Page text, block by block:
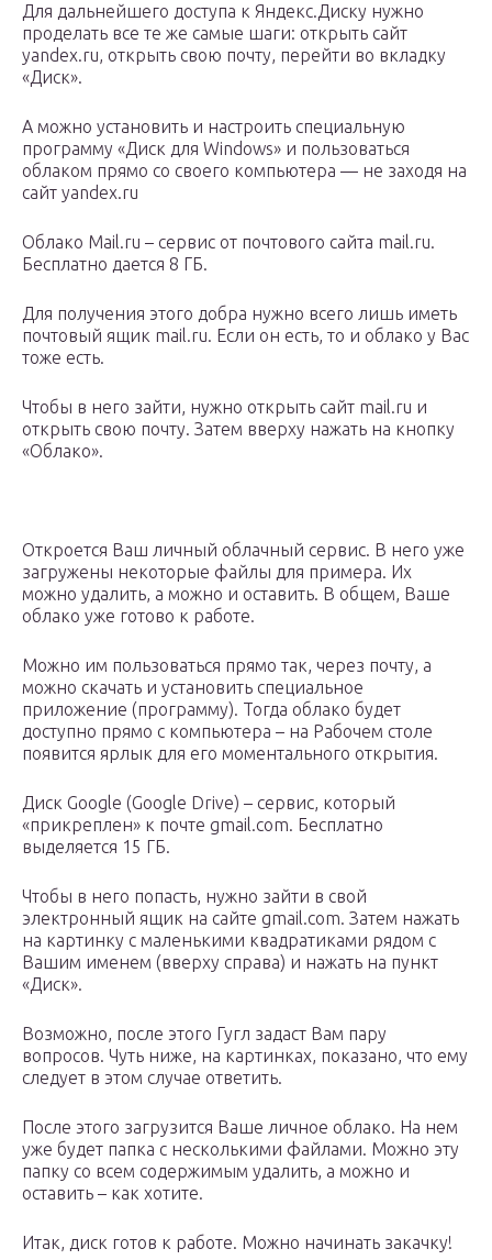
Для дальнейшего доступа к Яндекс.Диску нужно
проделать все те же самые шаги: открыть сайт
yandex.ru, открыть свою почту, перейти во вкладку
«Диск».
А можно установить и настроить специальную
программу «Диск для Windows» и пользоваться
облаком прямо со своего компьютера — не заходя на
сайт yandex.ru
Облако Mail.ru – сервис от почтового сайта mail.ru.
Бесплатно дается 8 ГБ.
Для получения этого добра нужно всего лишь иметь
почтовый ящик mail.ru. Если он есть, то и облако у Вас
тоже есть.
Чтобы в него зайти, нужно открыть сайт mail.ru и
открыть свою почту. Затем вверху нажать на кнопку
«Облако».
Откроется Ваш личный облачный сервис. В него уже
загружены некоторые файлы для примера. Их
можно удалить, а можно и оставить. В общем, Ваше
облако уже готово к работе.
Можно им пользоваться прямо так, через почту, а
можно скачать и установить специальное
приложение (программу). Тогда облако будет
доступно прямо с компьютера – на Рабочем столе
появится ярлык для его моментального открытия.
Диск Google (Google Drive) – сервис, который
«прикреплен» к почте gmail.com. Бесплатно
выделяется 15 ГБ.
Чтобы в него попасть, нужно зайти в свой
электронный ящик на сайте gmail.com. Затем нажать
на картинку с маленькими квадратиками рядом с
Вашим именем (вверху справа) и нажать на пункт
«Диск».
Возможно, после этого Гугл задаст Вам пару
вопросов. Чуть ниже, на картинках, показано, что ему
следует в этом случае ответить.
После этого загрузится Ваше личное облако. На нем
уже будет папка с несколькими файлами. Можно эту
папку со всем содержимым удалить, а можно и
оставить – как хотите.
Итак, диск готов к работе. Можно начинать закачку!